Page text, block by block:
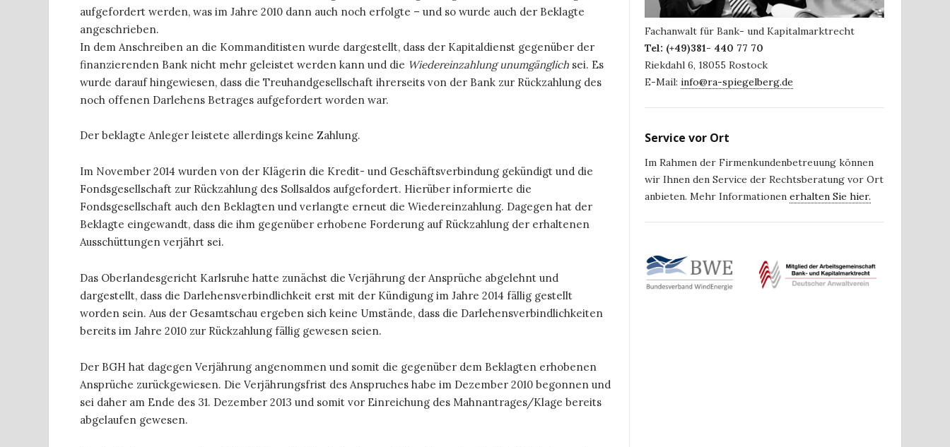
aufgefordert werden, was im Jahre 2010 dann auch noch erfolgte – und so wurde auch der Beklagte
angeschrieben.
In dem Anschreiben an die Kommanditisten wurde dargestellt, dass der Kapitaldienst gegenüber der
finanzierenden Bank nicht mehr geleistet werden kann und die Wiedereinzahlung unumgänglich sei. Es
wurde darauf hingewiesen, dass die Treuhandgesellschaft ihrerseits von der Bank zur Rückzahlung des
noch offenen Darlehens Betrages aufgefordert worden war.
Der beklagte Anleger leistete allerdings keine Zahlung.
Im November 2014 wurden von der Klägerin die Kredit- und Geschäftsverbindung gekündigt und die
Fondsgesellschaft zur Rückzahlung des Sollsaldos aufgefordert. Hierüber informierte die
Fondsgesellschaft auch den Beklagten und verlangte erneut die Wiedereinzahlung. Dagegen hat der
Beklagte eingewandt, dass die ihm gegenüber erhobene Forderung auf Rückzahlung der erhaltenen
Ausschüttungen verjährt sei.
Das Oberlandesgericht Karlsruhe hatte zunächst die Verjährung der Ansprüche abgelehnt und
dargestellt, dass die Darlehensverbindlichkeit erst mit der Kündigung im Jahre 2014 fällig gestellt
worden sein. Aus der Gesamtschau ergeben sich keine Umstände, dass die Darlehensverbindlichkeiten
bereits im Jahre 2010 zur Rückzahlung fällig gewesen seien.
Der BGH hat dagegen Verjährung angenommen und somit die gegenüber dem Beklagten erhobenen
Ansprüche zurückgewiesen. Die Verjährungsfrist des Anspruches habe im Dezember 2010 begonnen und
sei daher am Ende des 31. Dezember 2013 und somit vor Einreichung des Mahnantrages/Klage bereits
abgelaufen gewesen.
Fachanwalt für Bank- und Kapitalmarktrecht
Tel: (+49)381- 440 77 70
Riekdahl 6, 18055 Rostock
E-Mail: info@ra-spiegelberg.de
Service vor Ort
Im Rahmen der Firmenkundenbetreuung können
wir Ihnen den Service der Rechtsberatung vor Ort
anbieten. Mehr Informationen erhalten Sie hier.